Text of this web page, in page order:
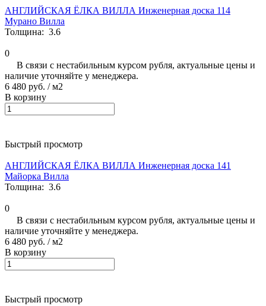
АНГЛИЙСКАЯ ЁЛКА ВИЛЛА Инженерная доска 114
Мурано Вилла
Толщина: 3.6
0
В связи с нестабильным курсом рубля, актуальные цены и
наличие уточняйте у менеджера.
6 480 руб. / м2
В корзину
Быстрый просмотр
АНГЛИЙСКАЯ ЁЛКА ВИЛЛА Инженерная доска 141
Майорка Вилла
Толщина: 3.6
0
В связи с нестабильным курсом рубля, актуальные цены и
наличие уточняйте у менеджера.
6 480 руб. / м2
В корзину
Быстрый просмотр